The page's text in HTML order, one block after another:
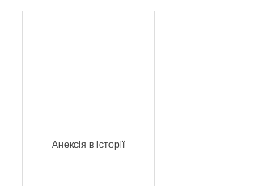
Анексія в історії